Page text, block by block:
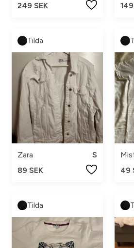
249 SEK
Tilda
Zara
S
89 SEK
49
Tilda